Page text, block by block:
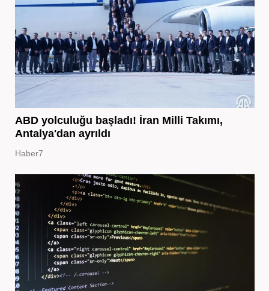
ABD yolculuğu başladı! İran Milli Takımı,
Antalya'dan ayrıldı
Haber7